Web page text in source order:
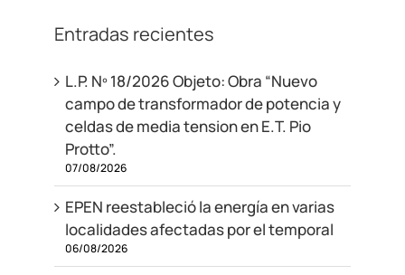
Entradas recientes
L.P. Nº 18/2026 Objeto: Obra “Nuevo
campo de transformador de potencia y
celdas de media tension en E.T. Pio
Protto”.
07/08/2026
EPEN reestableció la energía en varias
localidades afectadas por el temporal
06/08/2026